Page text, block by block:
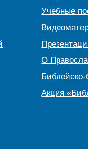
Учебные
О
Библейско-
Акция